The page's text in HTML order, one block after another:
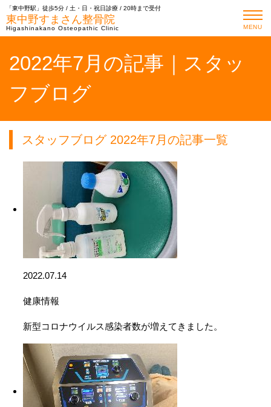
「東中野駅」徒歩5分 / 土・日・祝日診療 / 20時まで受付
東中野すまさん整骨院
Higashinakano Osteopathic Clinic MENU
2022年7月の記事｜スタッ
フブログ
スタッフブログ 2022年7月の記事一覧
2022.07.14
健康情報
新型コロナウイルス感染者数が増えてきました。